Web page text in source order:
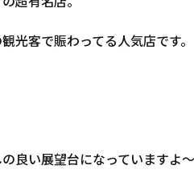
光客で賑わってる人気店です。
良い展望台になっていますよ